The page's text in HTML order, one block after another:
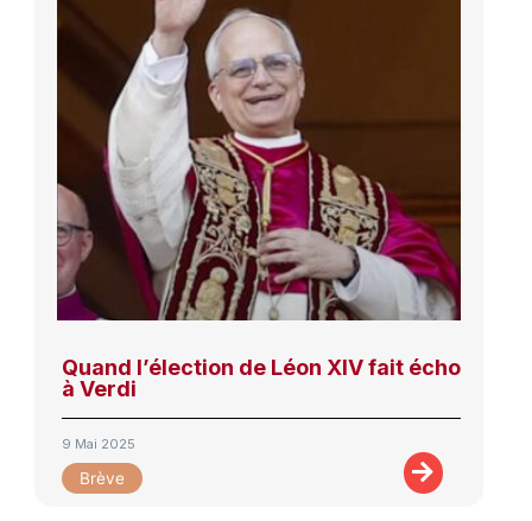
Quand l’élection de Léon XIV fait écho
à Verdi
9 Mai 2025
Brève